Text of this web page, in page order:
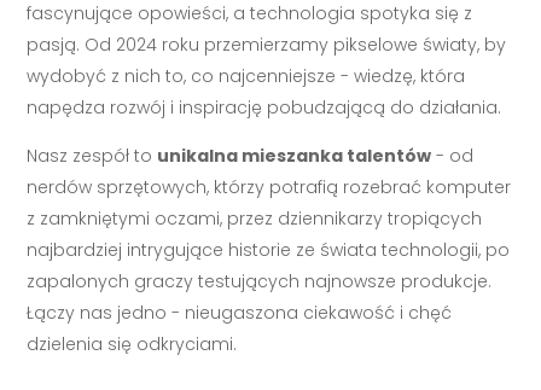
fascynujące opowieści, a technologia spotyka się z
pasją. Od 2024 roku przemierzamy pikselowe światy, by
wydobyć z nich to, co najcenniejsze - wiedzę, która
napędza rozwój i inspirację pobudzającą do działania.
Nasz zespół to unikalna mieszanka talentów - od
nerdów sprzętowych, którzy potrafią rozebrać komputer
z zamkniętymi oczami, przez dziennikarzy tropiących
najbardziej intrygujące historie ze świata technologii, po
zapalonych graczy testujących najnowsze produkcje.
Łączy nas jedno - nieugaszona ciekawość i chęć
dzielenia się odkryciami.